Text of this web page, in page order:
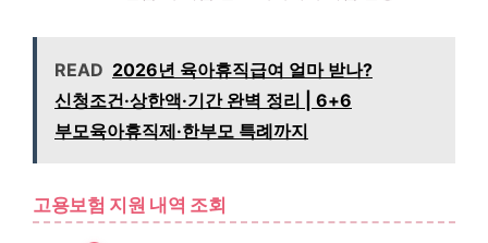
READ 2026년 육아휴직급여 얼마 받나?
신청조건·상한액·기간 완벽 정리 | 6+6
부모육아휴직제·한부모 특례까지
고용보험 지원 내역 조회